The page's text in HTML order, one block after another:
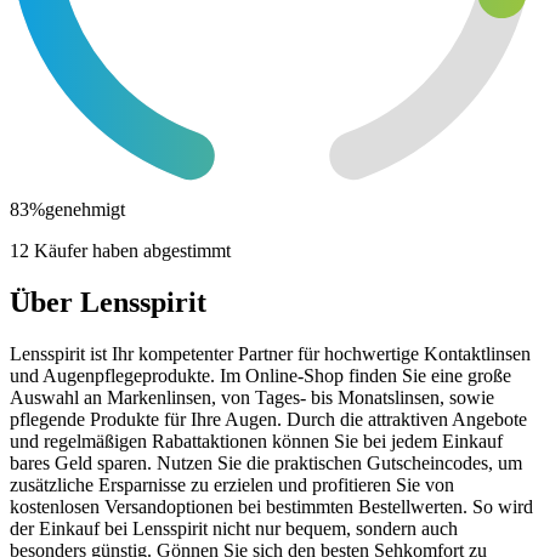
83%genehmigt
12 Käufer haben abgestimmt
Über Lensspirit
Lensspirit ist Ihr kompetenter Partner für hochwertige Kontaktlinsen
und Augenpflegeprodukte. Im Online-Shop finden Sie eine große
Auswahl an Markenlinsen, von Tages- bis Monatslinsen, sowie
pflegende Produkte für Ihre Augen. Durch die attraktiven Angebote
und regelmäßigen Rabattaktionen können Sie bei jedem Einkauf
bares Geld sparen. Nutzen Sie die praktischen Gutscheincodes, um
zusätzliche Ersparnisse zu erzielen und profitieren Sie von
kostenlosen Versandoptionen bei bestimmten Bestellwerten. So wird
der Einkauf bei Lensspirit nicht nur bequem, sondern auch
besonders günstig. Gönnen Sie sich den besten Sehkomfort zu